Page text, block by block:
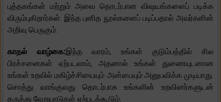
புத்தகங்கள் மற்றும் அவை தொடர்பான விஷயங்களைப் படிக்க
விரும்புகிறார்கள். இந்த புனித நூல்களைப் படிப்பதால் அவர்களின்
அறிவு பெருகும்.
காதல் வாழ்கை:இந்த வாரம், உங்கள் குடும்பத்தில் சில
பிரச்சனைகள் ஏற்படலாம், அதனால் உங்கள் துணையுடனான
உங்கள் உறவில் மகிழ்ச்சியையும் அன்பையும் அனுபவிக்க முடியாது.
சொத்து வாங்குவது தொடர்பாக உங்களின் உறவினர்களுடன்
கருத்து வேறுபாடுகள் ஏற்படக்கூடும்.